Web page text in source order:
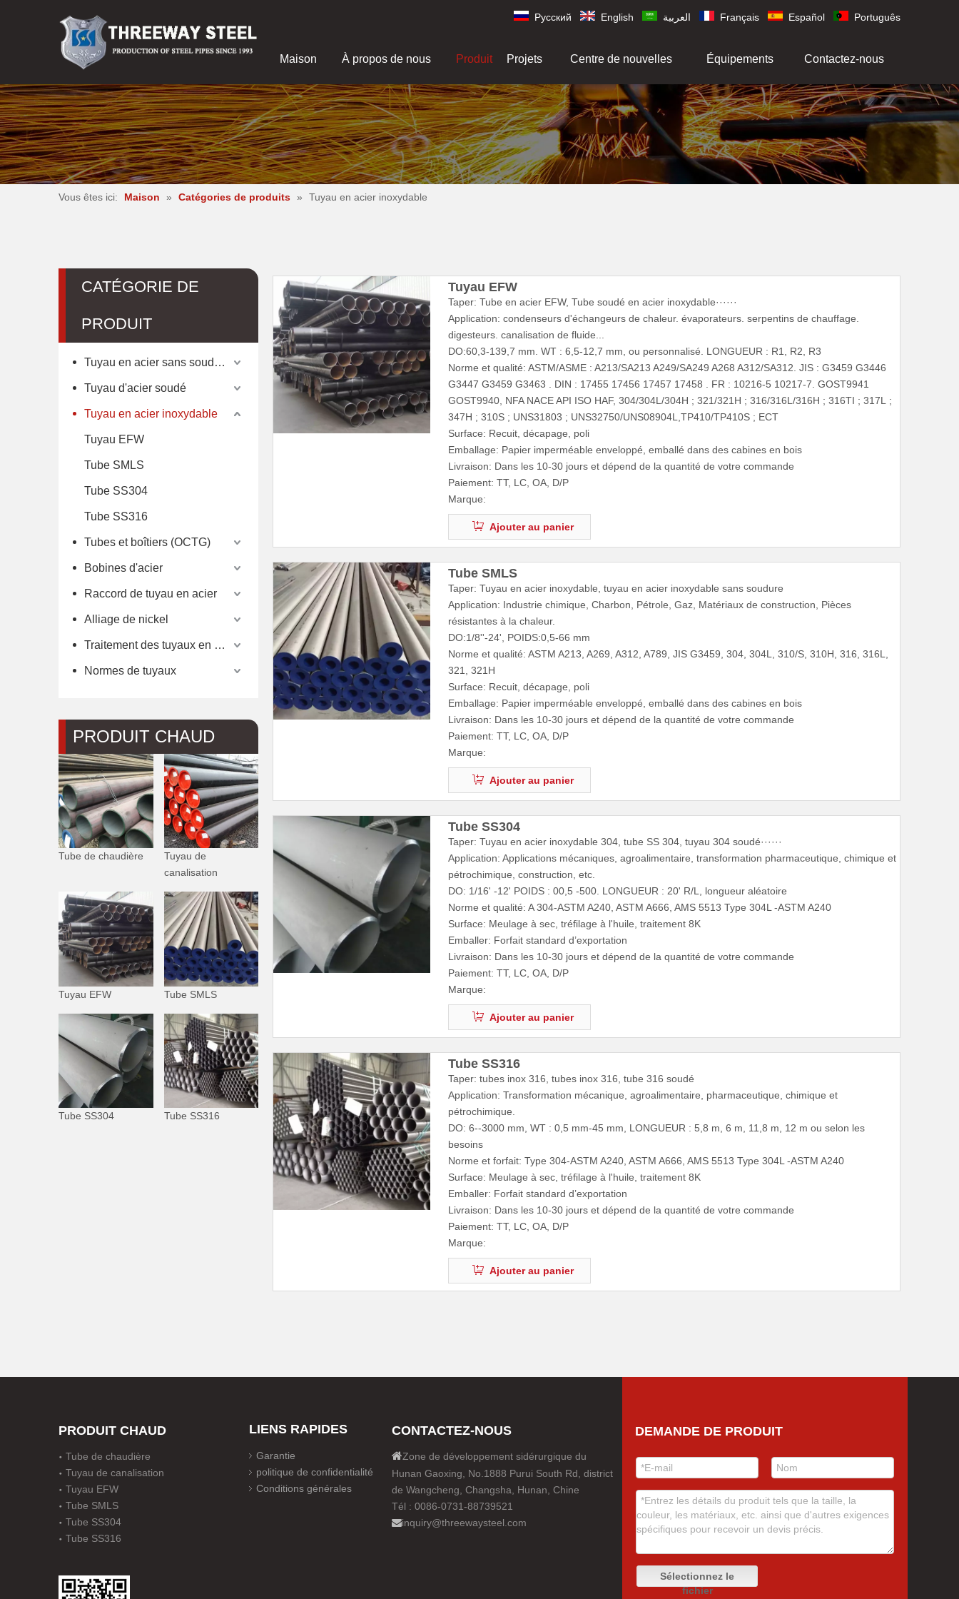
Pусский English العربية Français Español Português
Maison À propos de nous Produit Projets Centre de nouvelles Équipements Contactez-nous
Vous êtes ici: Maison » Catégories de produits » Tuyau en acier inoxydable
CATÉGORIE DE
PRODUIT
Tuyau en acier sans soudure
Tuyau d'acier soudé
Tuyau en acier inoxydable
Tuyau EFW
Tube SMLS
Tube SS304
Tube SS316
Tubes et boîtiers (OCTG)
Bobines d'acier
Raccord de tuyau en acier
Alliage de nickel
Traitement des tuyaux en acier
Normes de tuyaux
PRODUIT CHAUD
Tube de chaudière
Tuyau de
canalisation
Tuyau EFW Tube SMLS
Tube SS304 Tube SS316
Tuyau EFW
Taper: Tube en acier EFW, Tube soudé en acier inoxydable······
Application: condenseurs d'échangeurs de chaleur. évaporateurs. serpentins de chauffage.
digesteurs. canalisation de fluide...
DO:60,3-139,7 mm. WT : 6,5-12,7 mm, ou personnalisé. LONGUEUR : R1, R2, R3
Norme et qualité: ASTM/ASME : A213/SA213 A249/SA249 A268 A312/SA312. JIS : G3459 G3446
G3447 G3459 G3463 . DIN : 17455 17456 17457 17458 . FR : 10216-5 10217-7. GOST9941
GOST9940, NFA NACE API ISO HAF, 304/304L/304H ; 321/321H ; 316/316L/316H ; 316TI ; 317L ;
347H ; 310S ; UNS31803 ; UNS32750/UNS08904L,TP410/TP410S ; ECT
Surface: Recuit, décapage, poli
Emballage: Papier imperméable enveloppé, emballé dans des cabines en bois
Livraison: Dans les 10-30 jours et dépend de la quantité de votre commande
Paiement: TT, LC, OA, D/P
Marque:
Ajouter au panier
Tube SMLS
Taper: Tuyau en acier inoxydable, tuyau en acier inoxydable sans soudure
Application: Industrie chimique, Charbon, Pétrole, Gaz, Matériaux de construction, Pièces
résistantes à la chaleur.
DO:1/8''-24', POIDS:0,5-66 mm
Norme et qualité: ASTM A213, A269, A312, A789, JIS G3459, 304, 304L, 310/S, 310H, 316, 316L,
321, 321H
Surface: Recuit, décapage, poli
Emballage: Papier imperméable enveloppé, emballé dans des cabines en bois
Livraison: Dans les 10-30 jours et dépend de la quantité de votre commande
Paiement: TT, LC, OA, D/P
Marque:
Ajouter au panier
Tube SS304
Taper: Tuyau en acier inoxydable 304, tube SS 304, tuyau 304 soudé······
Application: Applications mécaniques, agroalimentaire, transformation pharmaceutique, chimique et
pétrochimique, construction, etc.
DO: 1/16' -12' POIDS : 00,5 -500. LONGUEUR : 20' R/L, longueur aléatoire
Norme et qualité: A 304-ASTM A240, ASTM A666, AMS 5513 Type 304L -ASTM A240
Surface: Meulage à sec, tréfilage à l'huile, traitement 8K
Emballer: Forfait standard d’exportation
Livraison: Dans les 10-30 jours et dépend de la quantité de votre commande
Paiement: TT, LC, OA, D/P
Marque:
Ajouter au panier
Tube SS316
Taper: tubes inox 316, tubes inox 316, tube 316 soudé
Application: Transformation mécanique, agroalimentaire, pharmaceutique, chimique et
pétrochimique.
DO: 6--3000 mm, WT : 0,5 mm-45 mm, LONGUEUR : 5,8 m, 6 m, 11,8 m, 12 m ou selon les
besoins
Norme et forfait: Type 304-ASTM A240, ASTM A666, AMS 5513 Type 304L -ASTM A240
Surface: Meulage à sec, tréfilage à l'huile, traitement 8K
Emballer: Forfait standard d’exportation
Livraison: Dans les 10-30 jours et dépend de la quantité de votre commande
Paiement: TT, LC, OA, D/P
Marque:
Ajouter au panier
PRODUIT CHAUD
Tube de chaudière
Tuyau de canalisation
Tuyau EFW
Tube SMLS
Tube SS304
Tube SS316
LIENS RAPIDES
Garantie
politique de confidentialité
Conditions générales
CONTACTEZ-NOUS
Zone de développement sidérurgique du
Hunan Gaoxing, No.1888 Purui South Rd, district
de Wangcheng, Changsha, Hunan, Chine
Tél : 0086-0731-88739521
inquiry@threewaysteel.com
DEMANDE DE PRODUIT
Sélectionnez le
fichier